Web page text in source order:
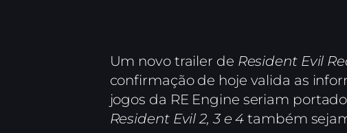
Um novo trailer de Resident Evil
confirmação de hoje valida as
jogos da RE Engine seriam
Resident Evil 2, 3 e 4 também